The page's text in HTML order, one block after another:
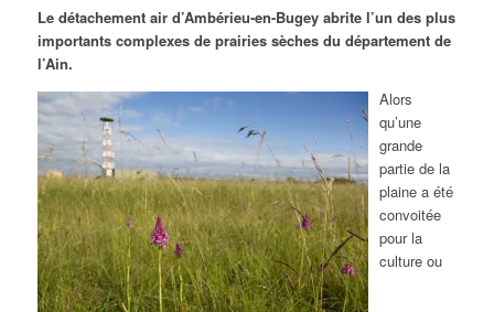
Le détachement air d’Ambérieu-en-Bugey abrite l’un des plus
importants complexes de prairies sèches du département de
l’Ain.
Alors
qu’une
grande
partie de la
plaine a été
convoitée
pour la
culture ou